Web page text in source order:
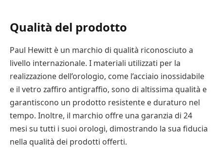
Qualità del prodotto
Paul Hewitt è un marchio di qualità riconosciuto a
livello internazionale. I materiali utilizzati per la
realizzazione dell’orologio, come l’acciaio inossidabile
e il vetro zaffiro antigraffio, sono di altissima qualità e
garantiscono un prodotto resistente e duraturo nel
tempo. Inoltre, il marchio offre una garanzia di 24
mesi su tutti i suoi orologi, dimostrando la sua fiducia
nella qualità dei prodotti offerti.